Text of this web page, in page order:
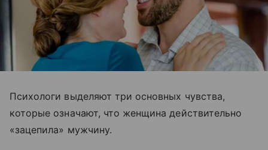
Психологи выделяют три основных чувства,
которые означают, что женщина действительно
«зацепила» мужчину.